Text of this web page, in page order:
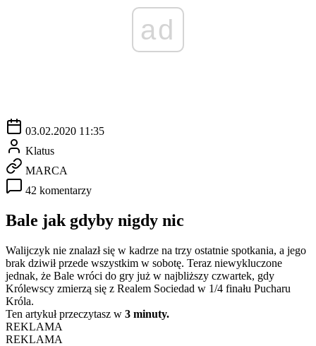
ad
03.02.2020 11:35
Klatus
MARCA
42 komentarzy
Bale jak gdyby nigdy nic
Walijczyk nie znalazł się w kadrze na trzy ostatnie spotkania, a jego
brak dziwił przede wszystkim w sobotę. Teraz niewykluczone
jednak, że Bale wróci do gry już w najbliższy czwartek, gdy
Królewscy zmierzą się z Realem Sociedad w 1/4 finału Pucharu
Króla.
Ten artykuł przeczytasz w 3 minuty.
REKLAMA
REKLAMA